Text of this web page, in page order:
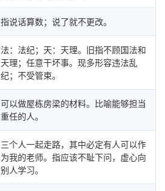
指说话算数；说了就不更改。
法：法纪；天：天理。旧指不顾国法和
天理；任意干坏事。现多形容违法乱
纪；不受管束。
可以做屋栋房梁的材料。比喻能够担当
重任的人。
三个人一起走路，其中必定有人可以作
为我的老师。指应该不耻下问，虚心向
别人学习。